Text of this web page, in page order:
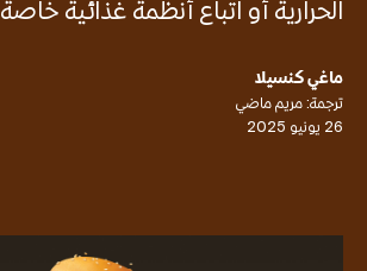
الحرارية أو اتباع أنظمة غذائية خاصة
ماغي كنسيلا
ترجمة: مريم ماضي
26 يونيو 2025